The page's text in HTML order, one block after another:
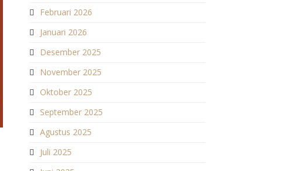
Februari 2026
Januari 2026
Desember 2025
November 2025
Oktober 2025
September 2025
Agustus 2025
Juli 2025